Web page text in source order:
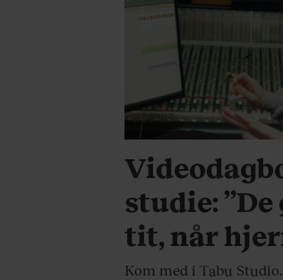
KULTUR
studie:
tit, når
Kom med i Tabu Studio.